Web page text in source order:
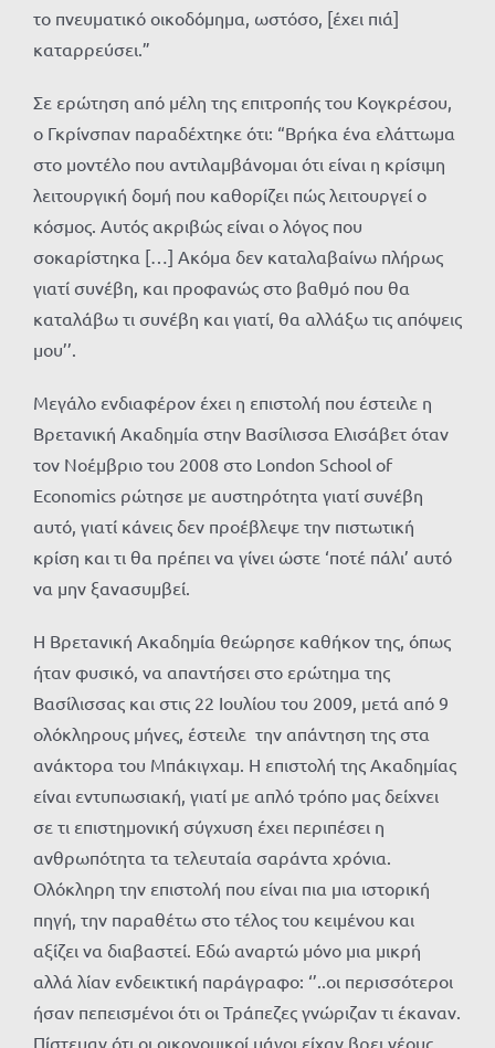
το πνευματικό οικοδόμημα, ωστόσο, [έχει πιά]
καταρρεύσει.”
Σε ερώτηση από μέλη της επιτροπής του Κογκρέσου,
ο Γκρίνσπαν παραδέχτηκε ότι: “Βρήκα ένα ελάττωμα
στο μοντέλο που αντιλαμβάνομαι ότι είναι η κρίσιμη
λειτουργική δομή που καθορίζει πώς λειτουργεί ο
κόσμος. Αυτός ακριβώς είναι ο λόγος που
σοκαρίστηκα […] Ακόμα δεν καταλαβαίνω πλήρως
γιατί συνέβη, και προφανώς στο βαθμό που θα
καταλάβω τι συνέβη και γιατί, θα αλλάξω τις απόψεις
μου’’.
Μεγάλο ενδιαφέρον έχει η επιστολή που έστειλε η
Βρετανική Ακαδημία στην Βασίλισσα Ελισάβετ όταν
τον Νοέμβριο του 2008 στο London School of
Economics ρώτησε με αυστηρότητα γιατί συνέβη
αυτό, γιατί κάνεις δεν προέβλεψε την πιστωτική
κρίση και τι θα πρέπει να γίνει ώστε ‘ποτέ πάλι’ αυτό
να μην ξανασυμβεί.
Η Βρετανική Ακαδημία θεώρησε καθήκον της, όπως
ήταν φυσικό, να απαντήσει στο ερώτημα της
Βασίλισσας και στις 22 Ιουλίου του 2009, μετά από 9
ολόκληρους μήνες, έστειλε την απάντηση της στα
ανάκτορα του Μπάκιγχαμ. Η επιστολή της Ακαδημίας
είναι εντυπωσιακή, γιατί με απλό τρόπο μας δείχνει
σε τι επιστημονική σύγχυση έχει περιπέσει η
ανθρωπότητα τα τελευταία σαράντα χρόνια.
Ολόκληρη την επιστολή που είναι πια μια ιστορική
πηγή, την παραθέτω στο τέλος του κειμένου και
αξίζει να διαβαστεί. Εδώ αναρτώ μόνο μια μικρή
αλλά λίαν ενδεικτική παράγραφο: ‘’..οι περισσότεροι
ήσαν πεπεισμένοι ότι οι Τράπεζες γνώριζαν τι έκαναν.
Πίστευαν ότι οι οικονομικοί μάγοι είχαν βρει νέους